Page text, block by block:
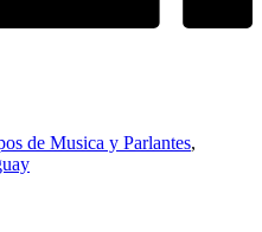
de Musica y Parlantes,